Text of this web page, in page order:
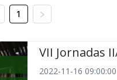
1
VII Jornadas
2022-11-16 09:00:00